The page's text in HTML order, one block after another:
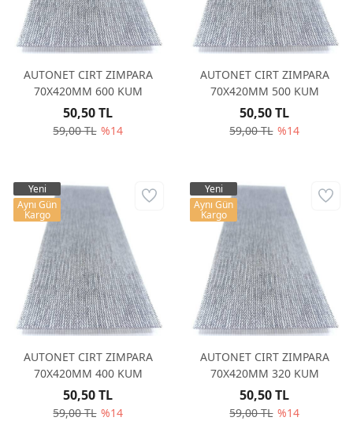
AUTONET CIRT ZIMPARA
70X420MM 600 KUM
59,00 TL %14
50,50 TL
AUTONET CIRT ZIMPARA
70X420MM 500 KUM
59,00 TL %14
50,50 TL
AUTONET CIRT ZIMPARA
70X420MM 400 KUM
59,00 TL %14
50,50 TL
Yeni
Aynı Gün
Kargo
AUTONET CIRT ZIMPARA
70X420MM 320 KUM
59,00 TL %14
50,50 TL
Yeni
Aynı Gün
Kargo